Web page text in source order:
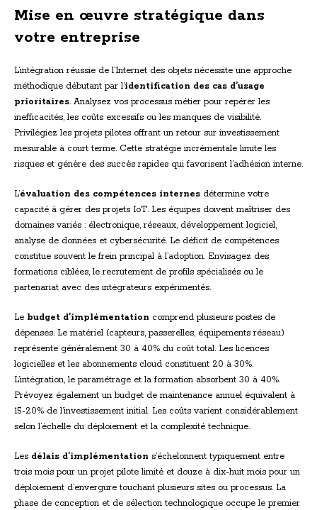
Mise en œuvre stratégique dans
votre entreprise
L’intégration réussie de l’Internet des objets nécessite une approche
méthodique débutant par l’identification des cas d’usage
prioritaires. Analysez vos processus métier pour repérer les
inefficacités, les coûts excessifs ou les manques de visibilité.
Privilégiez les projets pilotes offrant un retour sur investissement
mesurable à court terme. Cette stratégie incrémentale limite les
risques et génère des succès rapides qui favorisent l’adhésion interne.
L’évaluation des compétences internes détermine votre
capacité à gérer des projets IoT. Les équipes doivent maîtriser des
domaines variés : électronique, réseaux, développement logiciel,
analyse de données et cybersécurité. Le déficit de compétences
constitue souvent le frein principal à l’adoption. Envisagez des
formations ciblées, le recrutement de profils spécialisés ou le
partenariat avec des intégrateurs expérimentés.
Le budget d’implémentation comprend plusieurs postes de
dépenses. Le matériel (capteurs, passerelles, équipements réseau)
représente généralement 30 à 40% du coût total. Les licences
logicielles et les abonnements cloud constituent 20 à 30%.
L’intégration, le paramétrage et la formation absorbent 30 à 40%.
Prévoyez également un budget de maintenance annuel équivalent à
15-20% de l’investissement initial. Les coûts varient considérablement
selon l’échelle du déploiement et la complexité technique.
Les délais d’implémentation s’échelonnent typiquement entre
trois mois pour un projet pilote limité et douze à dix-huit mois pour un
déploiement d’envergure touchant plusieurs sites ou processus. La
phase de conception et de sélection technologique occupe le premier